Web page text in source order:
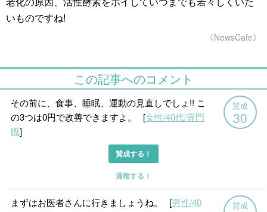
いものですね!
《NewsCafe》